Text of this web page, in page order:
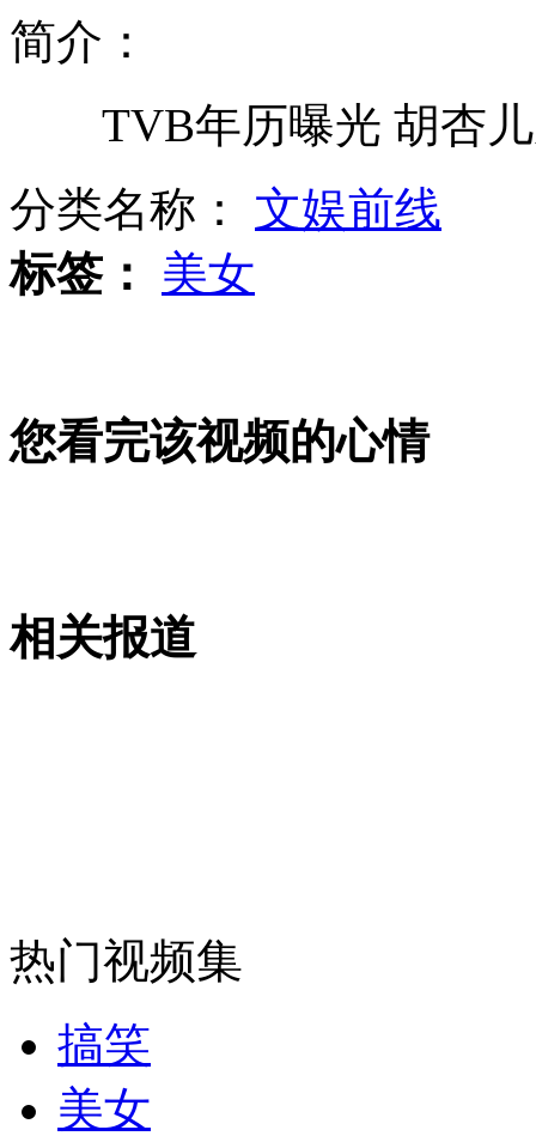
小伙被困车底 路人抬起公交车
太空拍摄桑迪真面目 风眼清晰可见
山西运城恶犬咬伤多人 警民合力深夜将其击毙
外交部：有关国家言论片面不公正
安徽一实载49人客车翻车
简介：
TVB年历曝光 胡杏儿
分类名称： 文娱前线
标签：
美女
您看完该视频的心情
相关报道
热门视频集
搞笑
美女